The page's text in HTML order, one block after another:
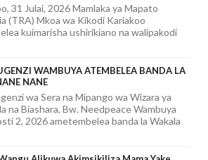
31 Julai, 2026 Mamlaka ya Mapato
(TRA) Mkoa wa Kikodi Kariakoo
kuimarisha ushirikiano na walipakodi
WAMBUYA ATEMBELEA BANDA LA
NANE
wa Sera na Mipango wa Wizara ya
na Biashara, Bw. Needpeace Wambuya
2, 2026 ametembelea banda la Wakala